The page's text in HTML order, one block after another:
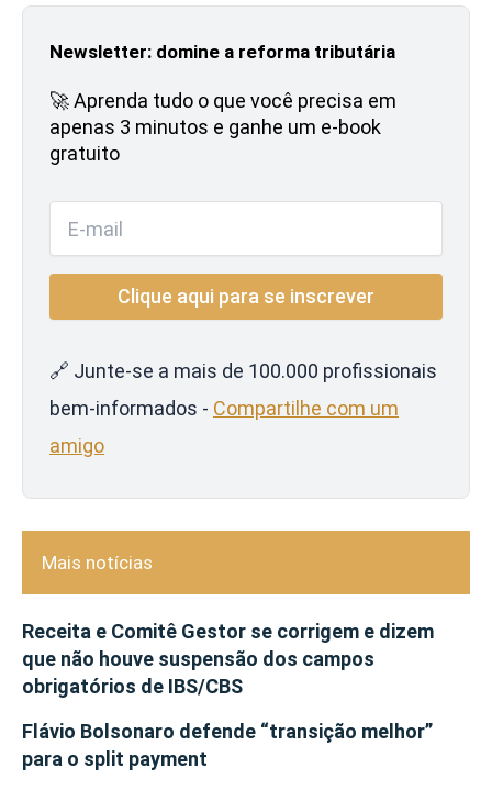
Newsletter: domine a reforma tributária
🚀 Aprenda tudo o que você precisa em
apenas 3 minutos e ganhe um e-book
gratuito
🔗 Junte-se a mais de 100.000 profissionais
bem-informados - Compartilhe com um
amigo
Mais notícias
Receita e Comitê Gestor se corrigem e dizem
que não houve suspensão dos campos
obrigatórios de IBS/CBS
Flávio Bolsonaro defende “transição melhor”
para o split payment